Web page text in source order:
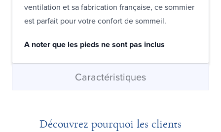
ventilation et sa fabrication française, ce sommier
est parfait pour votre confort de sommeil.
A noter que les pieds ne sont pas inclus
Caractéristiques
Découvrez pourquoi les clients